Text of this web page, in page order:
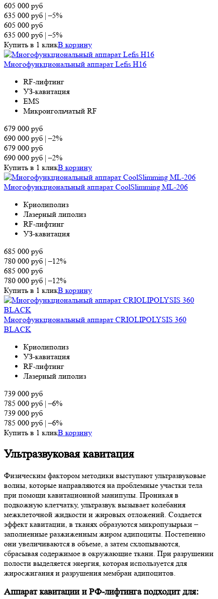
605 000 руб
635 000 руб |–5%
605 000 руб
635 000 руб |–5%
Купить в 1 кликВ корзину
Многофункциональный аппарат Lefis H16
RF-лифтинг
УЗ-кавитация
EMS
Микроигольчатый RF
679 000 руб
690 000 руб |–2%
679 000 руб
690 000 руб |–2%
Купить в 1 кликВ корзину
Многофункциональный аппарат CoolSlimming ML-206
Криолиполиз
Лазерный липолиз
RF-лифтинг
УЗ-кавитация
685 000 руб
780 000 руб |–12%
685 000 руб
780 000 руб |–12%
Купить в 1 кликВ корзину
Многофункциональный аппарат CRIOLIPOLYSIS 360
BLAСK
Криолиполиз
УЗ-кавитация
RF-лифтинг
Лазерный липолиз
739 000 руб
785 000 руб |–6%
739 000 руб
785 000 руб |–6%
Купить в 1 кликВ корзину
Ультразвуковая кавитация
Физическим фактором методики выступают ультразвуковые
волны, которые направляются на проблемные участки тела
при помощи кавитационной манипулы. Проникая в
подкожную клетчатку, ультразвук вызывает колебания
межклеточной жидкости и жировых отложений. Создается
эффект кавитации, в тканях образуются микропузырьки –
заполненные разжиженным жиром адипоциты. Постепенно
они увеличиваются в объеме, а затем схлопываются,
сбрасывая содержимое в окружающие ткани. При разрушении
полости выделяется энергия, которая используется для
жиросжигания и разрушения мембран адипоцитов.
Аппарат кавитации и РФ-лифтинга подходит для: